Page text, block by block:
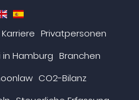
es
Karriere Privatpersonen
in Hamburg Branchen
CO2-Bilanz